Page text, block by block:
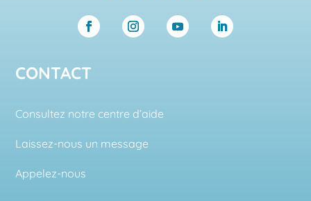
CONTACT
Consultez notre centre d’aide
Laissez-nous un message
Appelez-nous